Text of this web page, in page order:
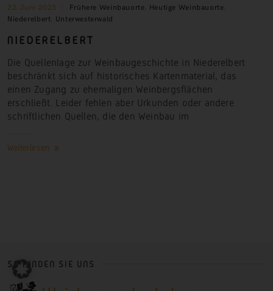
22. Juni 2023 Frühere Weinbauorte Heutige Weinbauorte
Niederelbert Unterwesterwald
NIEDERELBERT
Die Quellenlage zur Weinbaugeschichte in Niederelbert
beschränkt sich auf historisches Kartenmaterial, das
einen Zugang zu ehemaligen Weinbergsflächen
erschließt. Leider fehlen aber Urkunden oder andere
schriftlichen Quellen, die den Weinbau im
Weiterlesen
SO FINDEN SIE UNS